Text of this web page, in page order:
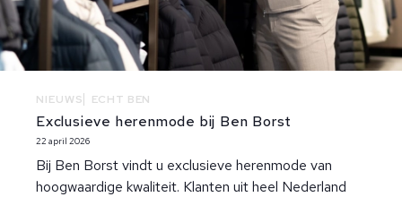
NIEUWS ECHT BEN
Exclusieve herenmode bij Ben Borst
22 april 2026
Bij Ben Borst vindt u exclusieve herenmode van
hoogwaardige kwaliteit. Klanten uit heel Nederland